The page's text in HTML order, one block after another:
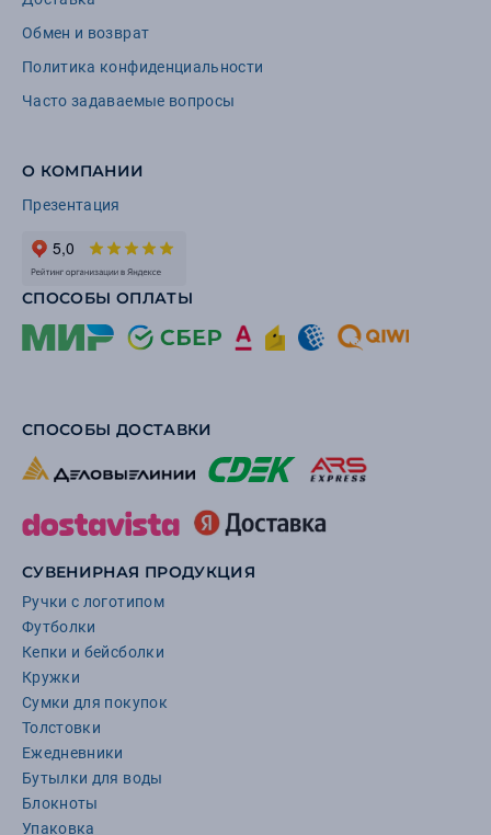
Обмен и возврат
Политика конфиденциальности
Часто задаваемые вопросы
О КОМПАНИИ
Презентация
СПОСОБЫ ОПЛАТЫ
СПОСОБЫ ДОСТАВКИ
СУВЕНИРНАЯ ПРОДУКЦИЯ
Ручки с логотипом
Футболки
Кепки и бейсболки
Кружки
Сумки для покупок
Толстовки
Ежедневники
Бутылки для воды
Блокноты
Упаковка